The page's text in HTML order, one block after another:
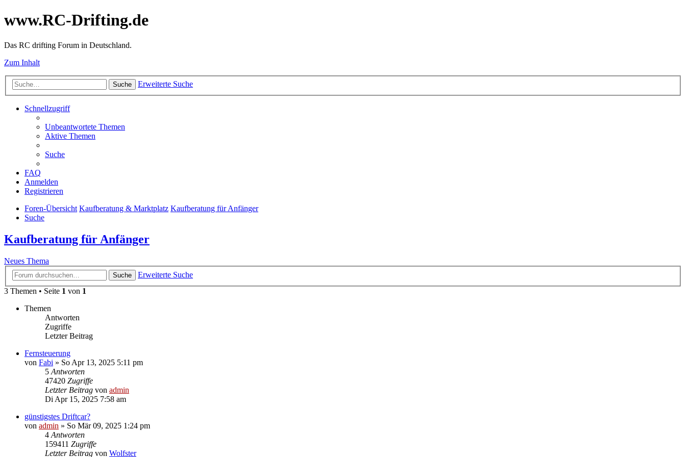
www.RC-Drifting.de
Das RC drifting Forum in Deutschland.
Zum Inhalt
Suche Erweiterte Suche
Schnellzugriff
Unbeantwortete Themen
Aktive Themen
Suche
FAQ
Anmelden
Registrieren
Foren-Übersicht Kaufberatung & Marktplatz Kaufberatung für Anfänger
Suche
Kaufberatung für Anfänger
Neues Thema
Suche
Erweiterte Suche
3 Themen • Seite 1 von 1
Themen
Antworten
Zugriffe
Letzter Beitrag
Fernsteuerung
von Fabi » So Apr 13, 2025 5:11 pm
5 Antworten
47420 Zugriffe
Letzter Beitrag von admin
Di Apr 15, 2025 7:58 am
günstigstes Driftcar?
von admin » So Mär 09, 2025 1:24 pm
4 Antworten
159411 Zugriffe
Letzter Beitrag von Wolfster